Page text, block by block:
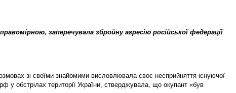
заперечувала збройну агресію російської федерації
зі своїми знайомими висловлювала своє несприйняття існуючої
у обстрілах території України, стверджувала, що окупант «був